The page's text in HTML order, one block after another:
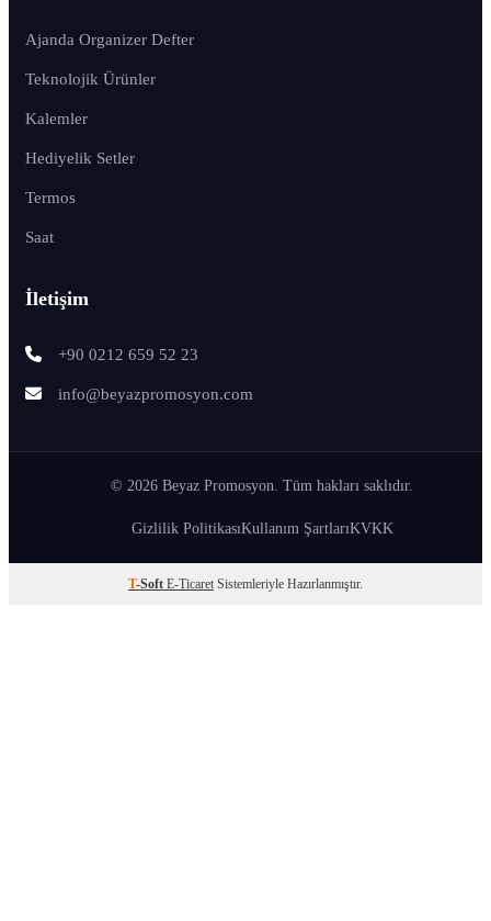
Ajanda Organizer Defter
Teknolojik Ürünler
Kalemler
Hediyelik Setler
Termos
Saat
İletişim
+90 0212 659 52 23
info@beyazpromosyon.com
© 2026 Beyaz Promosyon. Tüm hakları saklıdır.
Gizlilik PolitikasıKullanım ŞartlarıKVKK
T-Soft E-Ticaret Sistemleriyle Hazırlanmıştır.